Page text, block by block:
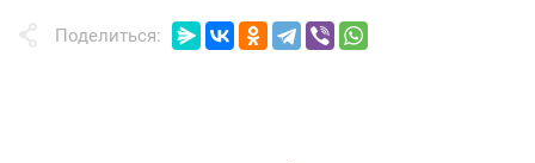
Поделиться: